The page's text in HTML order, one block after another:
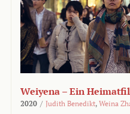
Weiyena – Ein
2020 / Judith Benedikt, Weina